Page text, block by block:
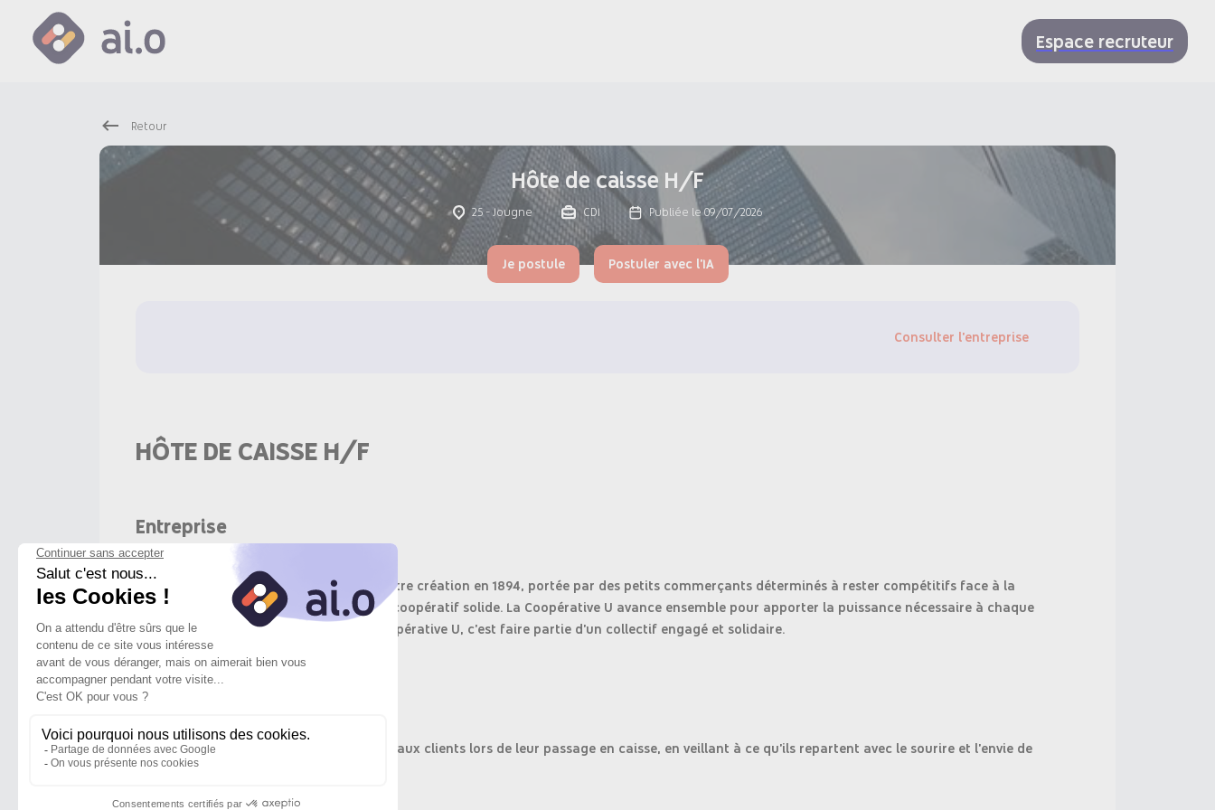
Espace recruteur
Retour
Hôte de caisse H/F
25 - Jougne CDI Publiée le 09/07/2026
Je postule Postuler avec l'IA
Consulter l'entreprise
HÔTE DE CAISSE H/F
Entreprise
Nous sommes une coopérative depuis notre création en 1894, portée par des petits commerçants déterminés à rester compétitifs face à la
concurrence en construisant un modèle coopératif solide. La Coopérative U avance ensemble pour apporter la puissance nécessaire à chaque
magasin U indépendant. Rejoindre la Coopérative U, c'est faire partie d'un collectif engagé et solidaire.
Objectif du poste
Assurer un accueil chaleureux et efficace aux clients lors de leur passage en caisse, en veillant à ce qu'ils repartent avec le sourire et l'envie de
revenir.